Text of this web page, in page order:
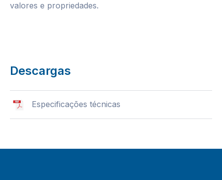
valores e propriedades.
Descargas
Especificações técnicas